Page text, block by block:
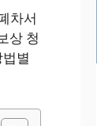
차서
상 청
별